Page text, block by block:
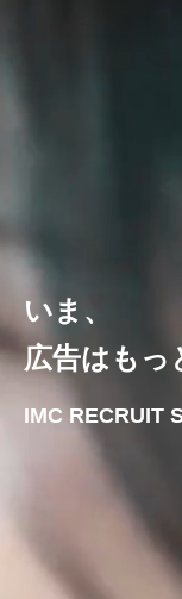
いま、
広告はもっ
IMC RECRUIT